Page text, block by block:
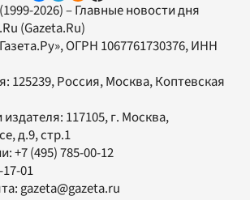
2026) – Главные новости дня
(Gazeta.Ru)
, ОГРН 1067761730376, ИНН
125239, Россия, Москва, Коптевская
издателя: 117105, г. Москва,
д.9, стр.1
+7 (495) 785-00-12
01
gazeta@gazeta.ru